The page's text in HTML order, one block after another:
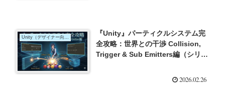
Unity（デザイナー向け）
『Unity』パーティクルシステム完
全攻略：世界との干渉 Collision,
Trigger & Sub Emitters編（シリー
2026.02.26